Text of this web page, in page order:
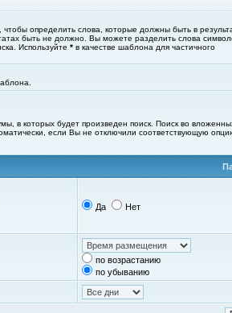
, чтобы определить слова, которые должны быть в
быть не должно. Вы можете разделить слова
Используйте * в качестве шаблона для частичного
в которых будет произведен поиск. Поиск во
если Вы не отключили соответствующую
Да Нет
по возрастанию
по убыванию